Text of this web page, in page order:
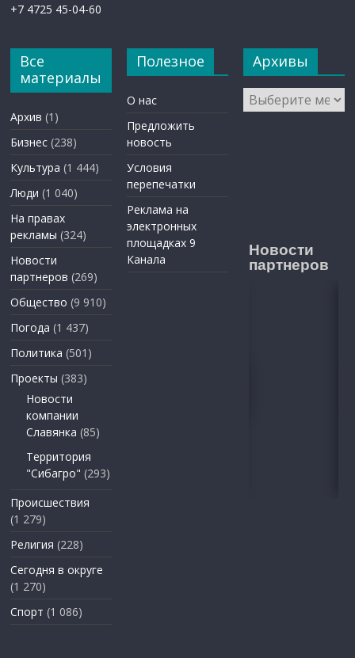
+7 4725 45-04-60
Все
материалы
Архив (1)
Бизнес (238)
Культура (1 444)
Люди (1 040)
На правах
рекламы (324)
Новости
партнеров (269)
Общество (9 910)
Погода (1 437)
Политика (501)
Проекты (383)
Новости
компании
Славянка (85)
Территория
"Сибагро" (293)
Происшествия
(1 279)
Религия (228)
Сегодня в округе
(1 270)
Спорт (1 086)
Полезное
О нас
Предложить
новость
Условия
перепечатки
Реклама на
электронных
площадках 9
Канала
Архивы
Архивы
Новости
партнеров